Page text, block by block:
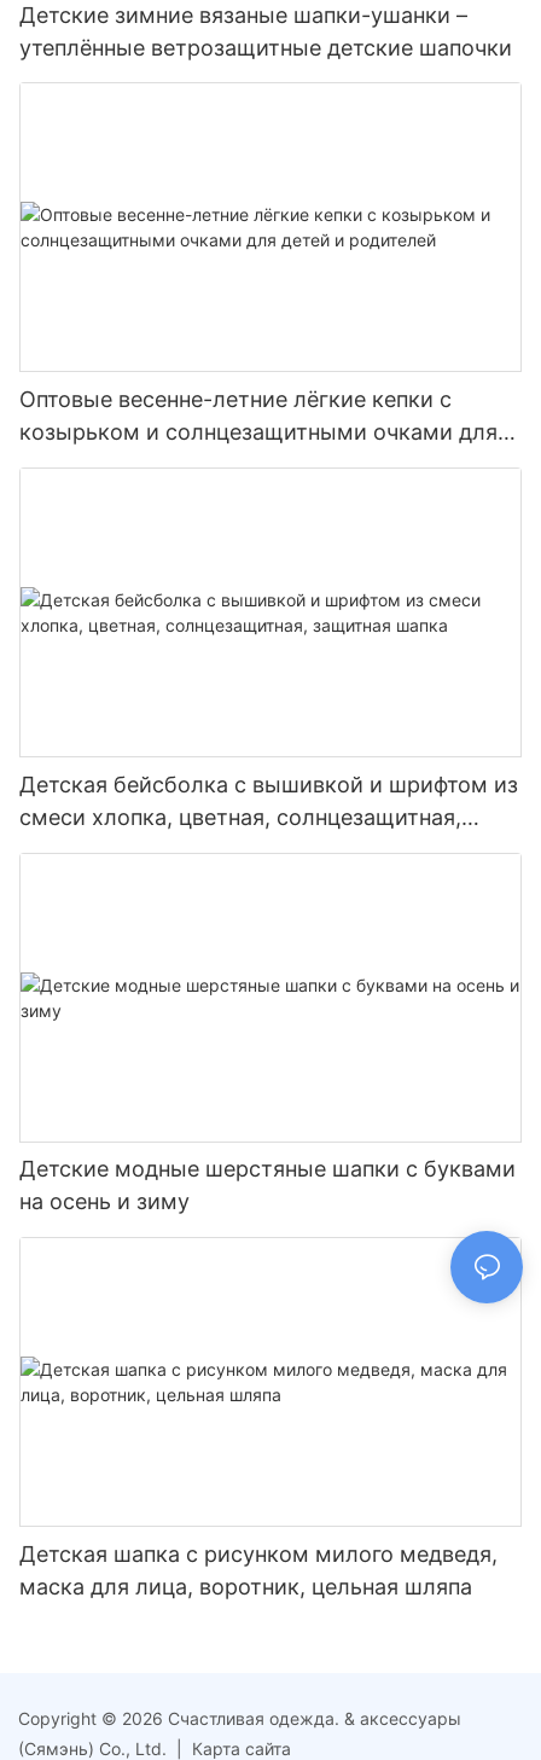
Детские зимние вязаные шапки-ушанки –
утеплённые ветрозащитные детские шапочки
Оптовые весенне-летние лёгкие кепки с
козырьком и солнцезащитными очками для
детей и родителей
Детская бейсболка с вышивкой и шрифтом из
смеси хлопка, цветная, солнцезащитная,
защитная шапка
Детские модные шерстяные шапки с буквами
на осень и зиму
Детская шапка с рисунком милого медведя,
маска для лица, воротник, цельная шляпа
Copyright © 2026 Счастливая одежда. & аксессуары
(Сямэнь) Co., Ltd. |
Карта сайта